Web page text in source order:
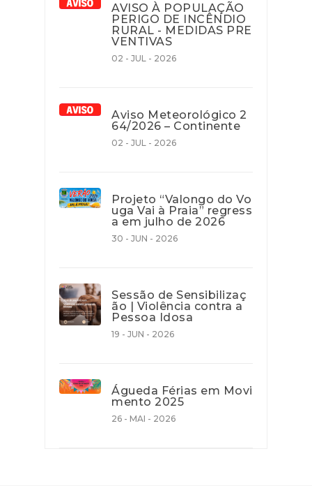
AVISO À POPULAÇÃO
PERIGO DE INCÊNDIO
RURAL - MEDIDAS PRE
VENTIVAS
02 - JUL - 2026
Aviso Meteorológico 2
64/2026 – Continente
02 - JUL - 2026
Projeto “Valongo do Vo
uga Vai à Praia” regress
a em julho de 2026
30 - JUN - 2026
Sessão de Sensibilizaç
ão | Violência contra a
Pessoa Idosa
19 - JUN - 2026
Águeda Férias em Movi
mento 2025
26 - MAI - 2026